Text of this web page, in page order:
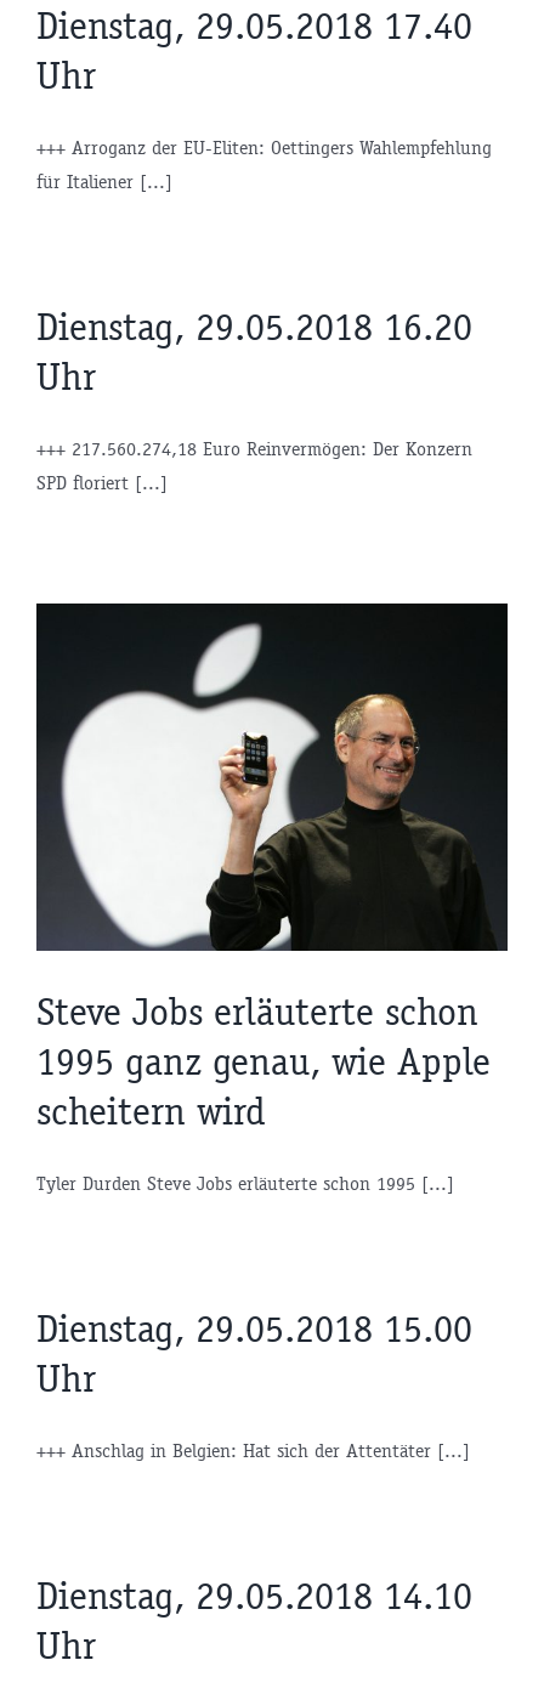
Dienstag, 29.05.2018 17.40
Uhr
+++ Arroganz der EU-Eliten: Oettingers Wahlempfehlung
für Italiener [...]
Dienstag, 29.05.2018 16.20
Uhr
+++ 217.560.274,18 Euro Reinvermögen: Der Konzern
SPD floriert [...]
Steve Jobs erläuterte schon
1995 ganz genau, wie Apple
scheitern wird
Tyler Durden Steve Jobs erläuterte schon 1995 [...]
Dienstag, 29.05.2018 15.00
Uhr
+++ Anschlag in Belgien: Hat sich der Attentäter [...]
Dienstag, 29.05.2018 14.10
Uhr